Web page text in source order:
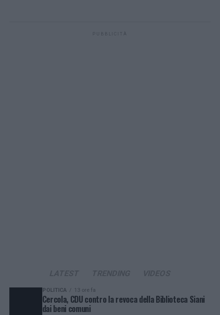
PUBBLICITÀ
POLITICA 13 ore fa
Cercola, CDU contro la revoca della Biblioteca Siani
dai beni comuni